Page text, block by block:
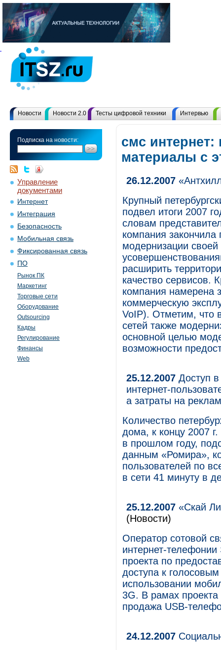
Новости Новости 2.0 Тесты цифровой техники Интервью
Подписка на новости:
Управление
документами
Интернет
Интеграция
Безопасность
Мобильная связь
Фиксированная связь
ПО
Рынок ПК
Маркетинг
Торговые сети
Оборудование
Outsourcing
Кадры
Регулирование
Финансы
Web
смс интернет:
материалы с
26.12.2007
Крупный
подвел итоги 2007
словам
компания закончила
модернизации
расширить
качество сервисов.
компания намерена
коммерческую
VoIP). Отметим, что
сетей также
основной целью
возможности
25.12.2007 Доступ
интернет-
а затраты на
Количество
дома, к концу 2007
в прошлом году,
данным «Ромира»,
пользователей по
в сети 41 минуту в
25.12.2007 «Скай
(Новости)
Оператор сотовой
интернет-
проекта по
доступа к
использовании
3G. В рамах
продажа USB-
24.12.2007